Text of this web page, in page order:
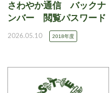
さわやか通信 バックナ
ンバー 閲覧パスワード
2026.05.10 2018年度